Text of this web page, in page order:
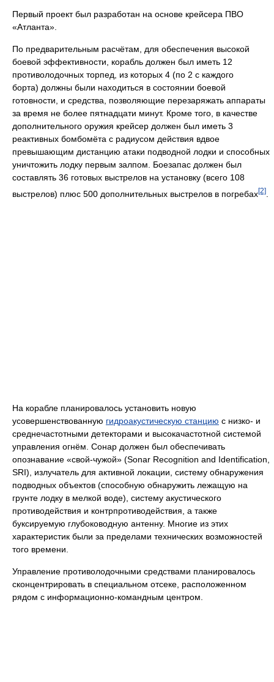
Первый проект был разработан на основе крейсера ПВО
«Атланта».
По предварительным расчётам, для обеспечения высокой
боевой эффективности, корабль должен был иметь 12
противолодочных торпед, из которых 4 (по 2 с каждого
борта) должны были находиться в состоянии боевой
готовности, и средства, позволяющие перезаряжать аппараты
за время не более пятнадцати минут. Кроме того, в качестве
дополнительного оружия крейсер должен был иметь 3
реактивных бомбомёта с радиусом действия вдвое
превышающим дистанцию атаки подводной лодки и способных
уничтожить лодку первым залпом. Боезапас должен был
составлять 36 готовых выстрелов на установку (всего 108
выстрелов) плюс 500 дополнительных выстрелов в погребах[2]
На корабле планировалось установить новую
усовершенствованную гидроакустическую станцию с низко- и
среднечастотными детекторами и выcокачастотной системой
управления огнём. Сонар должен был обеспечивать
опознавание «свой-чужой» (Sonar Recognition and Identification,
SRI), излучатель для активной локации, систему обнаружения
подводных объектов (способную обнаружить лежащую на
грунте лодку в мелкой воде), систему акустического
противодействия и контрпротиводействия, а также
буксируемую глубоководную антенну. Многие из этих
характеристик были за пределами технических возможностей
того времени.
Управление противолодочными средствами планировалось
сконцентрировать в специальном отсеке, расположенном
рядом с информационно-командным центром.